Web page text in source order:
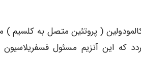
( پروتئین متصل به کلسیم
که این آنزیم مسئول